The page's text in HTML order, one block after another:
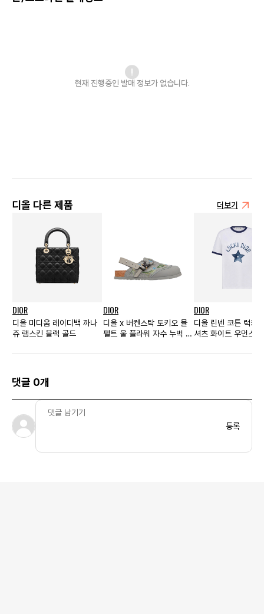
현재 진행중인 발매 정보가 없습니다.
디올 다른 제품 더보기
DIOR
디올 미디움 레이디백 까나
쥬 램스킨 블랙 골드
DIOR
디올 x 버켄스탁 토키오 뮬
펠트 울 플라워 자수 누벅 카
DIOR
디올 린넨 코튼 럭키
셔츠 화이트 우먼스
댓글 0개
등록